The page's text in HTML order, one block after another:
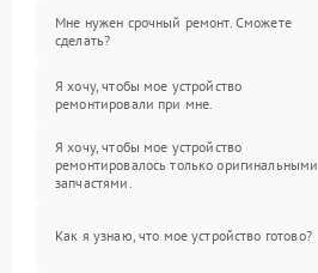
Мне нужен срочный ремонт. Сможете
сделать?
Я хочу, чтобы мое устройство
ремонтировали при мне.
Я хочу, чтобы мое устройство
ремонтировалось только оригинальными
запчастями.
Как я узнаю, что мое устройство готово?